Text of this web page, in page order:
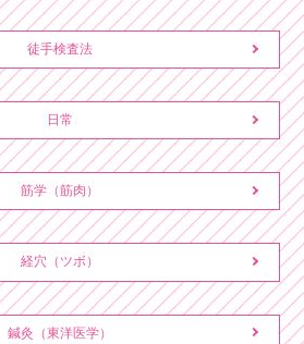
徒手検査法
日常
筋学（筋肉）
経穴（ツボ）
鍼灸（東洋医学）